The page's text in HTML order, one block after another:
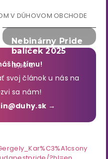
V DÚHOVOM OBCHODE
Nebinárny Pride
balíček 2025
19,90 €tímu!
svoj článok u nás na
sa nám!
→